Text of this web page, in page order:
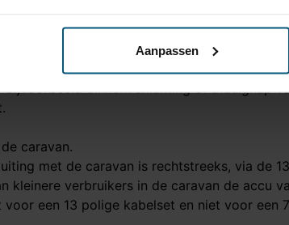
Aanpassen
+30
van de trekhaak en de stekker
binnenverlichting of afzuigkap
caravan.
met de caravan is rechtstreeks, via de
verbruikers in de caravan de accu
een 13 polige kabelset en niet voor een